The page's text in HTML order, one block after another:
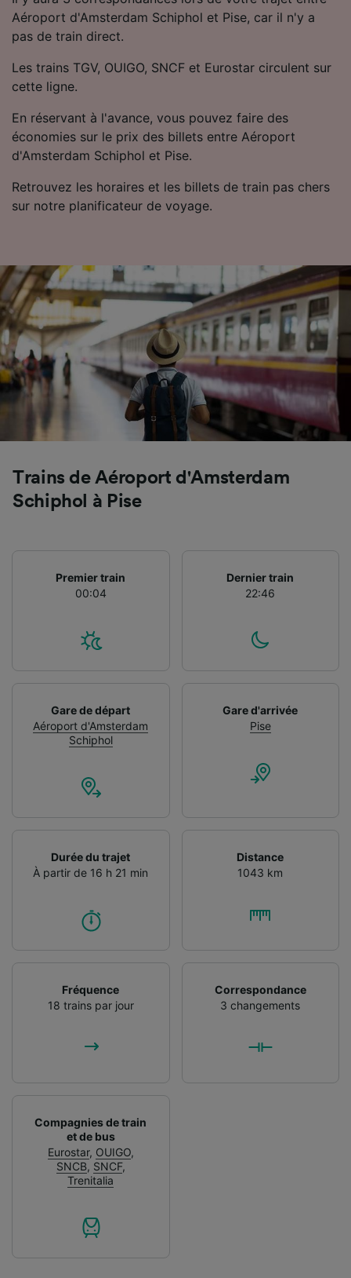
Aéroport d'Amsterdam Schiphol et Pise, car il n'y a
pas de train direct.
Les trains TGV, OUIGO, SNCF et Eurostar circulent sur
cette ligne.
En réservant à l'avance, vous pouvez faire des
économies sur le prix des billets entre Aéroport
d'Amsterdam Schiphol et Pise.
Retrouvez les horaires et les billets de train pas chers
sur notre planificateur de voyage.
Trains de Aéroport d'Amsterdam
Schiphol à Pise
Premier train
00:04
Dernier train
22:46
Gare de départ
Aéroport d'Amsterdam
Schiphol
Gare d'arrivée
Pise
Durée du trajet
À partir de 16 h 21 min
Distance
1043 km
Fréquence
18 trains par jour
Correspondance
3 changements
Compagnies de train
et de bus
Eurostar, OUIGO,
SNCB, SNCF,
Trenitalia
Utiliser des données de géolocalisation
précises. Analyser activement les
caractéristiques de l’appareil pour
l’identification. Stocker et/ou accéder à des
informations sur un appareil. Publicités et
contenu personnalisés, mesure de
études d’audience et développement de
services.
Liste de nos partenaires (fournisseurs)